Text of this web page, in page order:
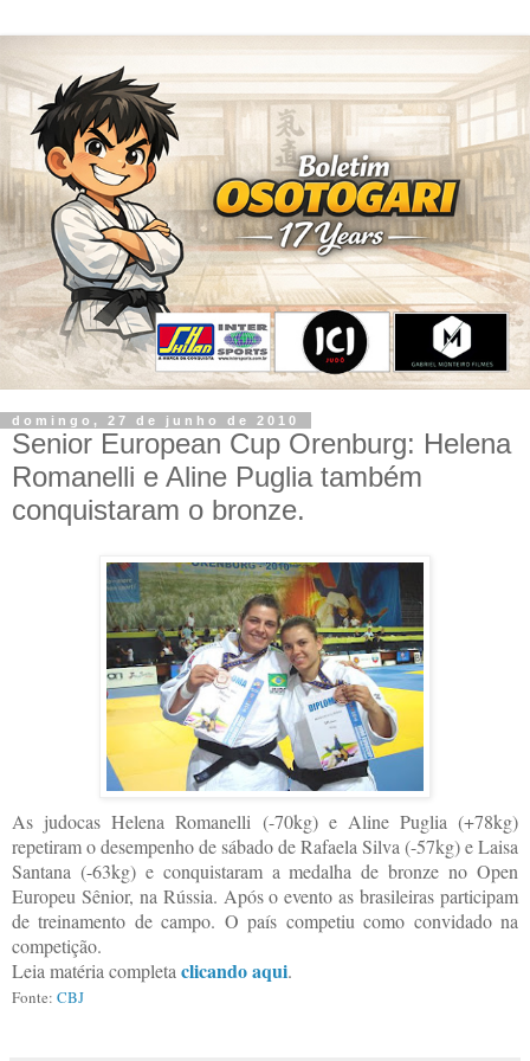
domingo, 27 de junho de 2010
Senior European Cup Orenburg: Helena
Romanelli e Aline Puglia também
conquistaram o bronze.
As judocas Helena Romanelli (-70kg) e Aline Puglia (+78kg)
repetiram o desempenho de sábado de Rafaela Silva (-57kg) e Laisa
Santana (-63kg) e conquistaram a medalha de bronze no Open
Europeu Sênior, na Rússia. Após o evento as brasileiras participam
de treinamento de campo. O país competiu como convidado na
competição.
Leia matéria completa clicando aqui.
Fonte: CBJ